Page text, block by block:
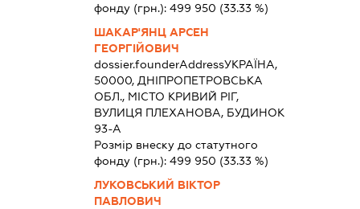
фонду (грн.): 499 950 (33.33 %)
ШАКАР'ЯНЦ АРСЕН
ГЕОРГІЙОВИЧ
dossier.founderAddressУКРАЇНА,
50000, ДНІПРОПЕТРОВСЬКА
ОБЛ., МІСТО КРИВИЙ РІГ,
ВУЛИЦЯ ПЛЕХАНОВА, БУДИНОК
93-А
Розмір внеску до статутного
фонду (грн.): 499 950 (33.33 %)
ЛУКОВСЬКИЙ ВІКТОР
ПАВЛОВИЧ